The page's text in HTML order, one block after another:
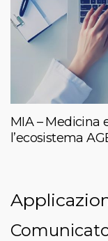
MIA – Medicina
l’ecosistema